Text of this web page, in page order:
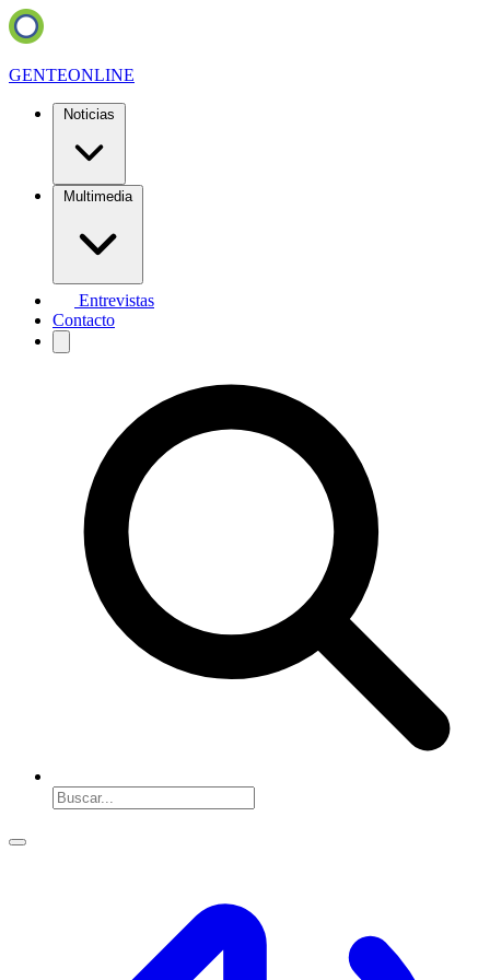
GENTEONLINE
Noticias
Multimedia
Entrevistas
Contacto